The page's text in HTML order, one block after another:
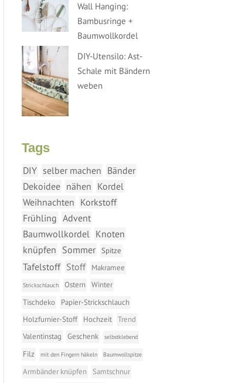
Wall Hanging:
Bambusringe +
Baumwollkordel
DIY-Utensilo: Ast-
Schale mit Bändern
weben
Tags
DIY selber machen Bänder
Dekoidee nähen Kordel
Weihnachten Korkstoff
Frühling Advent
Baumwollkordel Knoten
knüpfen Sommer Spitze
Tafelstoff Stoff Makramee
Strickschlauch Ostern
Winter
Tischdeko
Papier-Strickschlauch
Holzfurnier-Stoff
Hochzeit
Trend
Valentinstag
Geschenk selbstklebend
Filz mit den Fingern häkeln Baumwollspitze
Armbänder knüpfen Samtschnur